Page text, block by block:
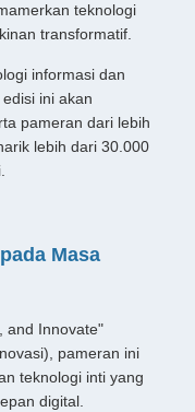
teknologi
transformatif.
informasi dan
ini akan
pameran dari lebih
lebih dari 30.000
Masa
and Innovate"
pameran ini
teknologi inti yang
digital.